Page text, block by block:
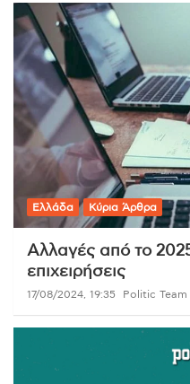
Ελλάδα Κύρια Άρθρα
Αλλαγές από το
επιχειρήσεις
17/08/2024, 19:35 Politic Team